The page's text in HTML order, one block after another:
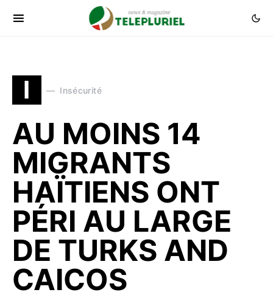
I Insécurité
AU MOINS 14
MIGRANTS
HAÏTIENS ONT
PÉRI AU LARGE
DE TURKS AND
CAICOS